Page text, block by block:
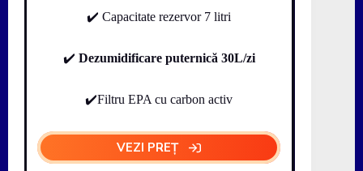
✔️ Capacitate rezervor 7 litri
✔️ Dezumidificare puternică 30L/zi
✔️Filtru EPA cu carbon activ
VEZI PREȚ